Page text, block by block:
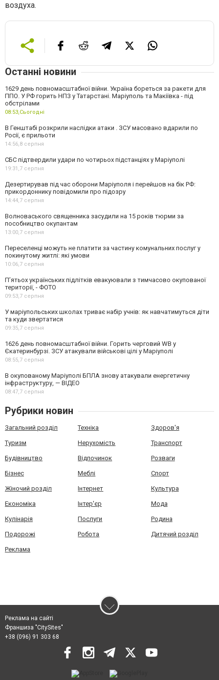
воздуха.
Останні новини
1629 день повномасштабної війни. Україна бореться за ракети для
ППО. У РФ горить НПЗ у Татарстані. Маріуполь та Макіївка - під
обстрілами
08:53,Сьогодні
В Генштабі розкрили наслідки атаки . ЗСУ масовано вдарили по
Росії, є прильоти
14:56,8 серпня
СБС підтвердили удари по чотирьох підстанціях у Маріуполі
19:31,7 серпня
Дезертирував під час оборони Маріуполя і перейшов на бік РФ:
прикордоннику повідомили про підозру
14:44,7 серпня
Волноваського священника засудили на 15 років тюрми за
пособництво окупантам
13:00,7 серпня
Переселенці можуть не платити за частину комунальних послуг у
покинутому житлі: які умови
10:06,7 серпня
П’ятьох українських підлітків евакуювали з тимчасово окупованої
території, - ФОТО
09:53,7 серпня
У маріупольських школах триває набір учнів: як навчатимуться діти
та куди звертатися
09:35,7 серпня
1626 день повномасштабної війни. Горить черговий WB у
Єкатеринбурзі. ЗСУ атакували військові цілі у Маріуполі
08:55,7 серпня
В окупованому Маріуполі БПЛА знову атакували енергетичну
інфраструктуру, — ВІДЕО
08:47,7 серпня
Рубрики новин
Загальний розділ Техніка Здоров'я
Туризм Нерухомість Транспорт
Будівництво Відпочинок Розваги
Бізнес Меблі Спорт
Жіночий розділ Інтернет Культура
Економіка Інтер'єр Мода
Кулінарія Послуги Родина
Подорожі Робота Дитячий розділ
Реклама
Реклама на сайті
Франшиза "CitySites"
+38 (096) 91 303 68